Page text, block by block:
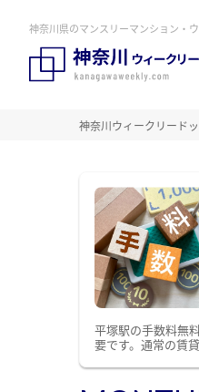
神奈川県のマンスリーマンション・
神奈川ウィークリード
平塚駅の手数料無
要です。通常の賃